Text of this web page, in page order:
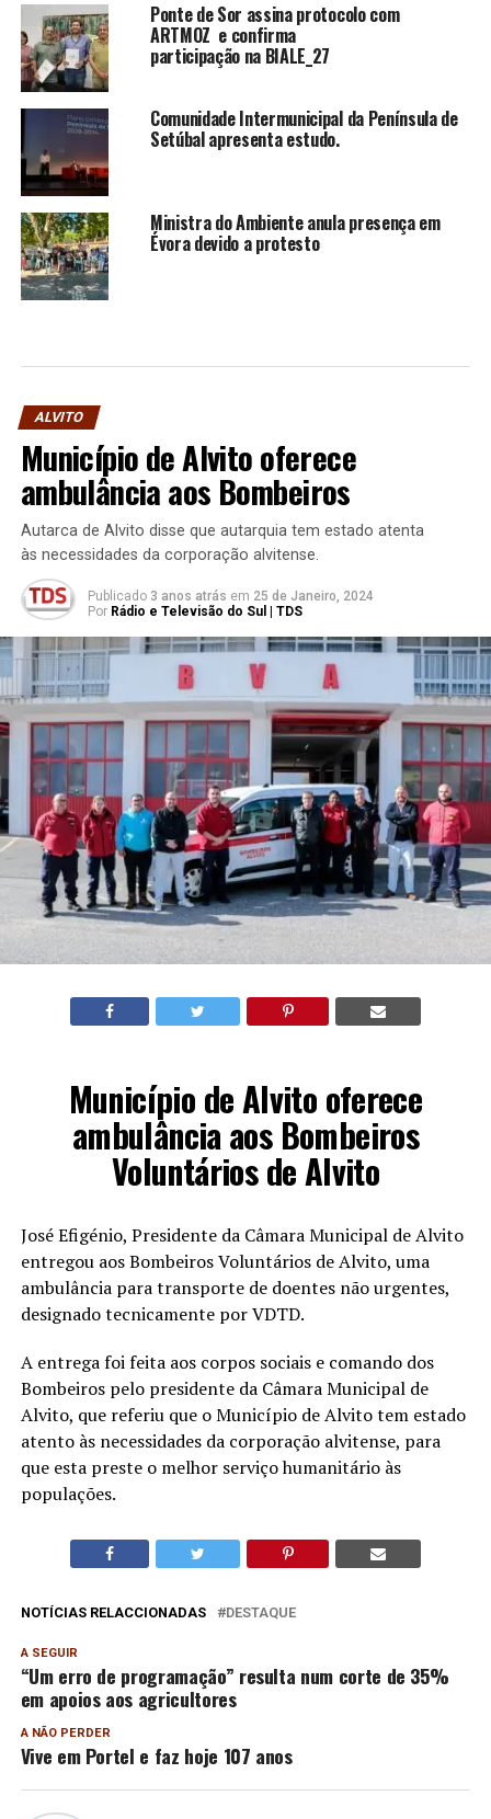
Ponte de Sor assina protocolo com
ARTMOZ e confirma
participação na BIALE_27
Comunidade Intermunicipal da Península de
Setúbal apresenta estudo.
Ministra do Ambiente anula presença em
Évora devido a protesto
ALVITO
Município de Alvito oferece
ambulância aos Bombeiros
Autarca de Alvito disse que autarquia tem estado atenta
às necessidades da corporação alvitense.
Publicado 3 anos atrás em 25 de Janeiro, 2024
Por Rádio e Televisão do Sul | TDS
Município de Alvito oferece
ambulância aos Bombeiros
Voluntários de Alvito
José Efigénio, Presidente da Câmara Municipal de Alvito
entregou aos Bombeiros Voluntários de Alvito, uma
ambulância para transporte de doentes não urgentes,
designado tecnicamente por VDTD.
A entrega foi feita aos corpos sociais e comando dos
Bombeiros pelo presidente da Câmara Municipal de
Alvito, que referiu que o Município de Alvito tem estado
atento às necessidades da corporação alvitense, para
que esta preste o melhor serviço humanitário às
populações.
NOTÍCIAS RELACCIONADAS DESTAQUE
A SEGUIR
“Um erro de programação” resulta num corte de 35%
em apoios aos agricultores
A NÃO PERDER
Vive em Portel e faz hoje 107 anos